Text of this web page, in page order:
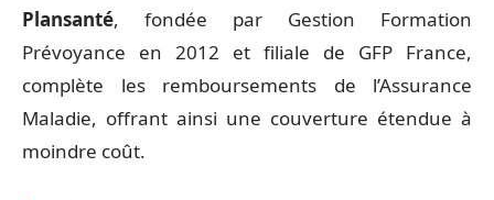
Plansanté, fondée par Gestion Formation
Prévoyance en 2012 et filiale de GFP France,
complète les remboursements de l’Assurance
Maladie, offrant ainsi une couverture étendue à
moindre coût.